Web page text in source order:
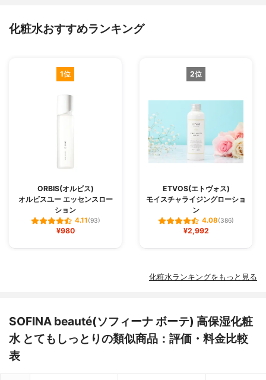
化粧水おすすめランキング
1位
ORBIS(オルビス)
オルビスユー エッセンスロー
ション
4.11(93)
¥980
2位
ETVOS(エトヴォス)
モイスチャライジングローショ
ン
4.08(386)
¥2,992
化粧水ランキングをもっと見る
SOFINA beauté(ソフィーナ ボーテ) 高保湿化粧
水 とてもしっとりの類似商品：評価・料金比較
表